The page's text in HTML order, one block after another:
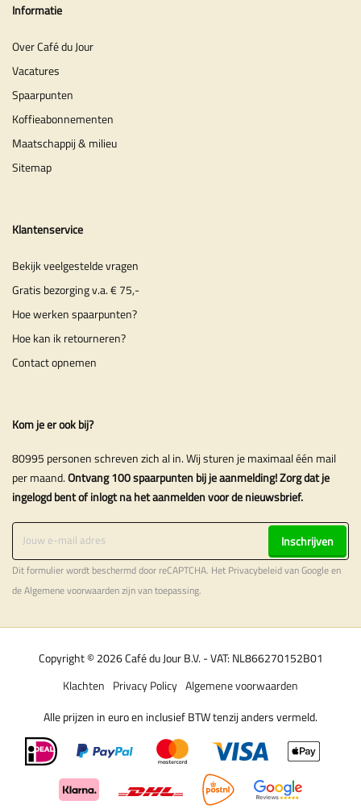
Informatie
Over Café du Jour
Vacatures
Spaarpunten
Koffieabonnementen
Maatschappij & milieu
Sitemap
Klantenservice
Bekijk veelgestelde vragen
Gratis bezorging v.a. € 75,-
Hoe werken spaarpunten?
Hoe kan ik retourneren?
Contact opnemen
Kom je er ook bij?
80995 personen schreven zich al in. Wij sturen je maximaal één mail
per maand.Ontvang 100 spaarpunten bij je aanmelding! Zorg dat je
ingelogd bent of inlogt na het aanmelden voor de nieuwsbrief.
Inschrijven
Dit formulier wordt beschermd door reCAPTCHA. Het Privacybeleidvan Google en
deAlgemene voorwaardenzijn van toepassing.
Copyright © 2026 Café du Jour B.V. - VAT: NL866270152B01
Algemene voorwaarden
Privacy Policy
Klachten
Alle prijzen in euro en inclusief BTW tenzij anders vermeld.